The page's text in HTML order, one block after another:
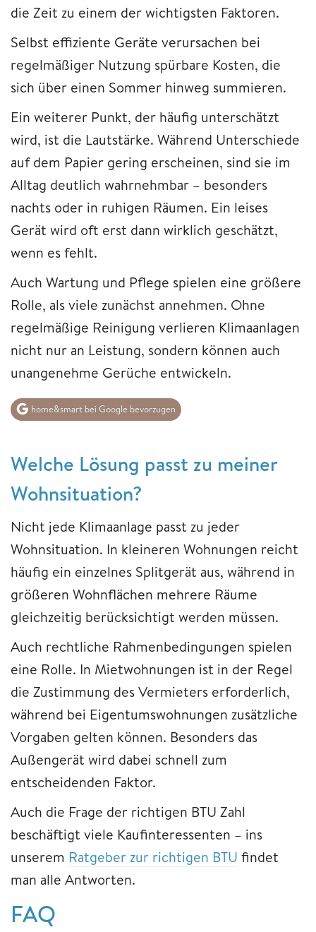
die Zeit zu einem der wichtigsten Faktoren.
Selbst effiziente Geräte verursachen bei
regelmäßiger Nutzung spürbare Kosten, die
sich über einen Sommer hinweg summieren.
Ein weiterer Punkt, der häufig unterschätzt
wird, ist die Lautstärke. Während Unterschiede
auf dem Papier gering erscheinen, sind sie im
Alltag deutlich wahrnehmbar – besonders
nachts oder in ruhigen Räumen. Ein leises
Gerät wird oft erst dann wirklich geschätzt,
wenn es fehlt.
Auch Wartung und Pflege spielen eine größere
Rolle, als viele zunächst annehmen. Ohne
regelmäßige Reinigung verlieren Klimaanlagen
nicht nur an Leistung, sondern können auch
unangenehme Gerüche entwickeln.
home&smart bei Google bevorzugen
Welche Lösung passt zu meiner
Wohnsituation?
Nicht jede Klimaanlage passt zu jeder
Wohnsituation. In kleineren Wohnungen reicht
häufig ein einzelnes Splitgerät aus, während in
größeren Wohnflächen mehrere Räume
gleichzeitig berücksichtigt werden müssen.
Auch rechtliche Rahmenbedingungen spielen
eine Rolle. In Mietwohnungen ist in der Regel
die Zustimmung des Vermieters erforderlich,
während bei Eigentumswohnungen zusätzliche
Vorgaben gelten können. Besonders das
Außengerät wird dabei schnell zum
entscheidenden Faktor.
Auch die Frage der richtigen BTU Zahl
beschäftigt viele Kaufinteressenten – ins
unserem Ratgeber zur richtigen BTU findet
man alle Antworten.
FAQ